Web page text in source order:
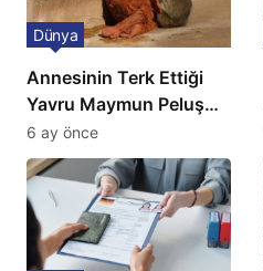
Annesinin Terk Ettiği
Yavru Maymun Peluş
Oyuncağını Anne Bildi
Dünya
6 ay önce